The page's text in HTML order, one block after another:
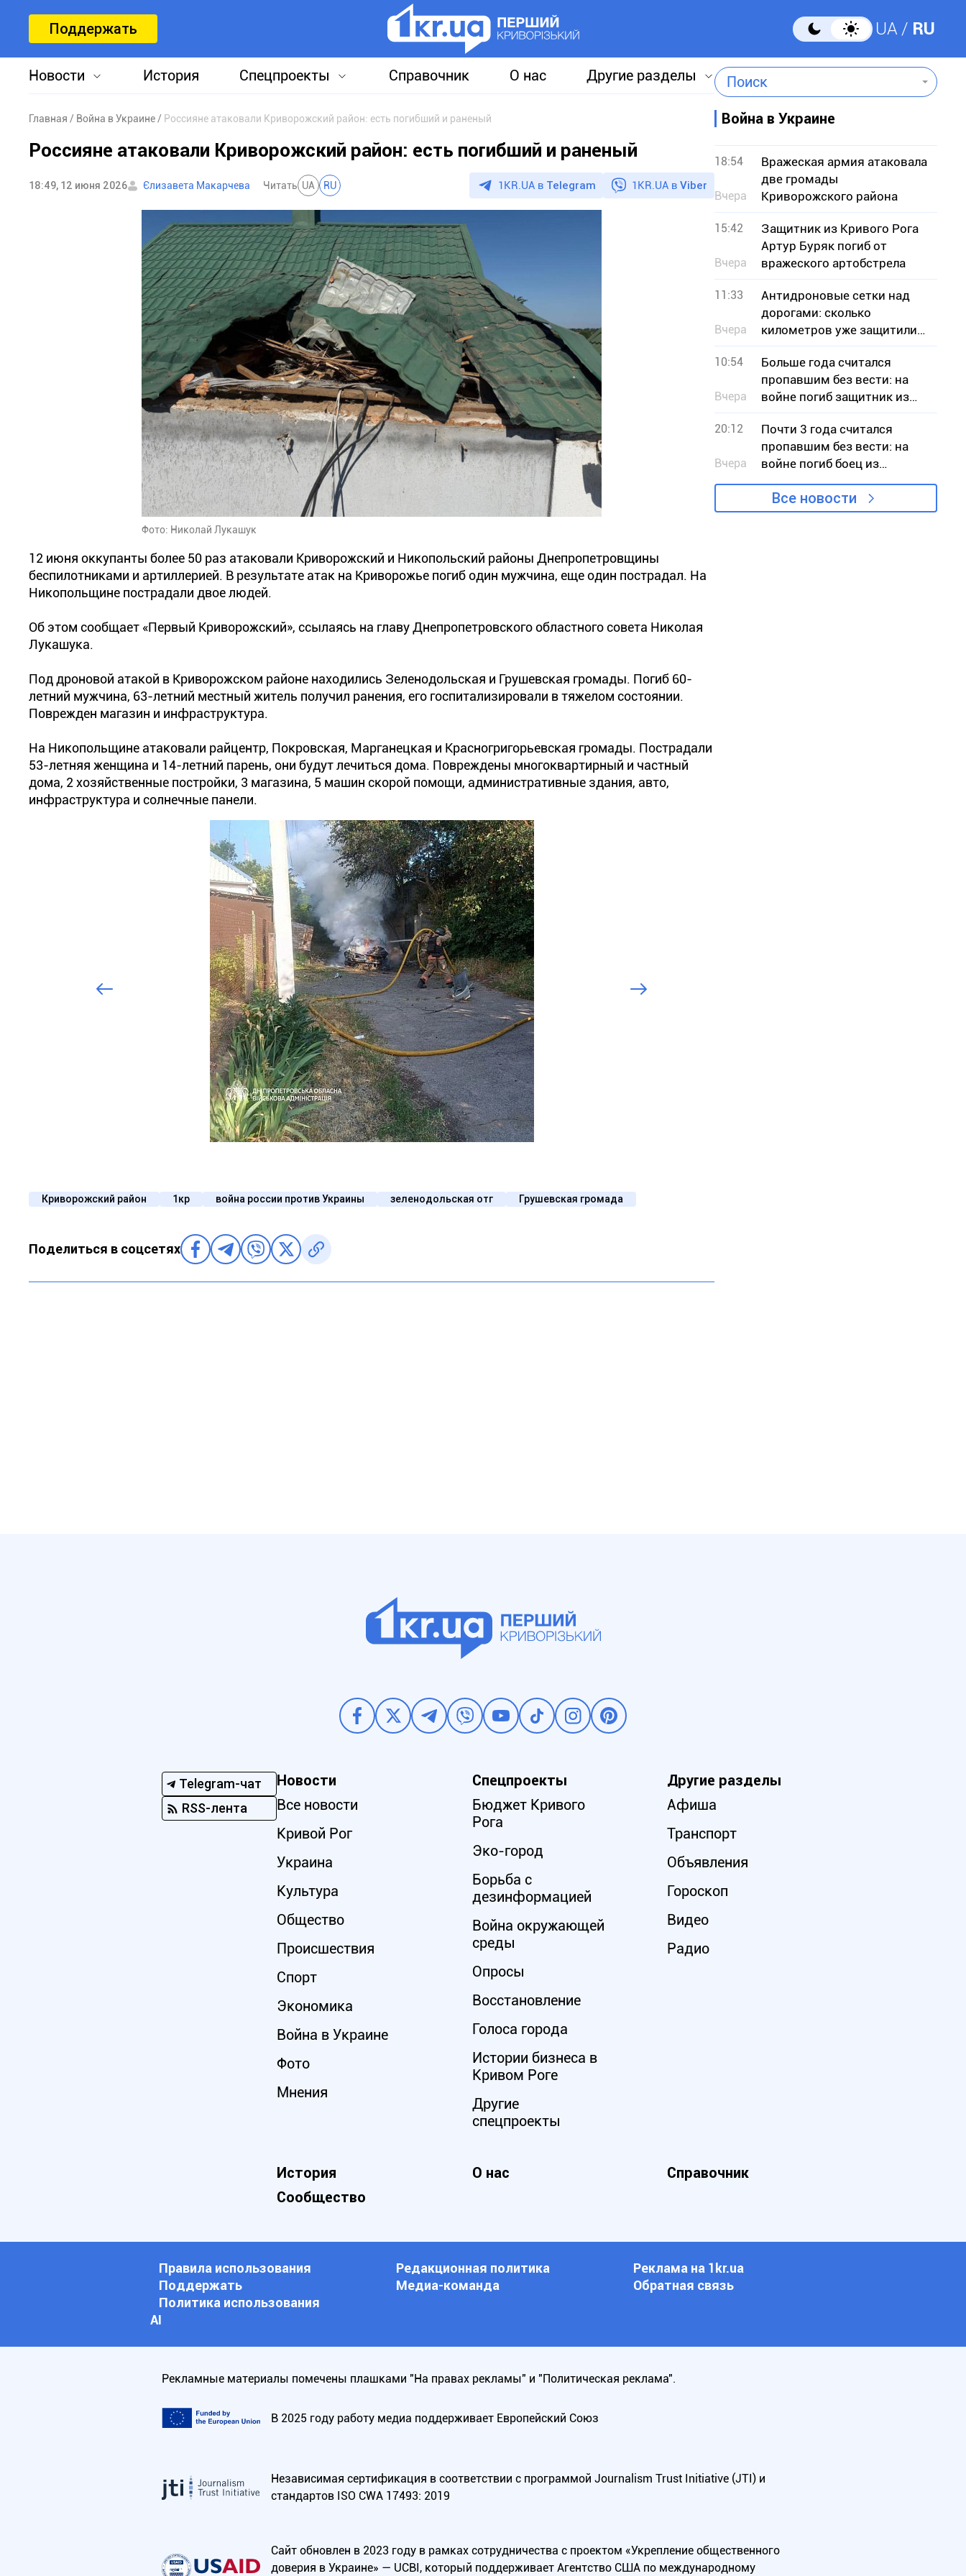
Поддержать UA RU
Новости История Спецпроекты Справочник О нас Другие разделы Поиск
Главная Война в Украине Россияне атаковали Криворожский район: есть погибший и раненый
Россияне атаковали Криворожский район: есть погибший и раненый
18:49, 12 июня 2026 Єлизавета Макарчева Читать UA RU 1KR.UA в Telegram 1KR.UA в Viber
Фото: Николай Лукашук
12 июня оккупанты более 50 раз атаковали Криворожский и Никопольский районы Днепропетровщины
беспилотниками и артиллерией. В результате атак на Криворожье погиб один мужчина, еще один пострадал. На
Никопольщине пострадали двое людей.
Об этом сообщает «Первый Криворожский», ссылаясь на главу Днепропетровского областного совета Николая
Лукашука.
Под дроновой атакой в Криворожском районе находились Зеленодольская и Грушевская громады. Погиб 60-
летний мужчина, 63-летний местный житель получил ранения, его госпитализировали в тяжелом состоянии.
Поврежден магазин и инфраструктура.
На Никопольщине атаковали райцентр, Покровская, Марганецкая и Красногригорьевская громады. Пострадали
53-летняя женщина и 14-летний парень, они будут лечиться дома. Повреждены многоквартирный и частный
дома, 2 хозяйственные постройки, 3 магазина, 5 машин скорой помощи, административные здания, авто,
инфраструктура и солнечные панели.
Криворожский район 1кр война россии против Украины зеленодольская отг Грушевская громада
Поделиться в соцсетях
Война в Украине
18:54
Вчера
Вражеская армия атаковала
две громады
Криворожского района
15:42
Вчера
Защитник из Кривого Рога
Артур Буряк погиб от
вражеского артобстрела
11:33
Вчера
Антидроновые сетки над
дорогами: сколько
километров уже защитили
на Днепропетровщине
10:54
Вчера
Больше года считался
пропавшим без вести: на
войне погиб защитник из
Криворожья Илья Сердюк
20:12
Вчера
Почти 3 года считался
пропавшим без вести: на
войне погиб боец из
Кривого Рога Вячеслав
Чучмай
Все новости
Telegram-чат
RSS-лента
Новости
Все новости
Кривой Рог
Украина
Культура
Общество
Происшествия
Спорт
Экономика
Война в Украине
Фото
Мнения
Спецпроекты
Бюджет Кривого
Рога
Эко-город
Борьба с
дезинформацией
Война окружающей
среды
Опросы
Восстановление
Голоса города
Истории бизнеса в
Кривом Роге
Другие
спецпроекты
Другие разделы
Афиша
Транспорт
Объявления
Гороскоп
Видео
Радио
История О нас
Справочник
Сообщество
Правила использования Редакционная политика
Реклама на 1kr.ua
Поддержать
Медиа-команда
Обратная связь
Политика использования
АI
Рекламные материалы помечены плашками "На правах рекламы" и "Политическая реклама".
В 2025 году работу медиа поддерживает Европейский Союз
Независимая сертификация в соответствии с программой Journalism Trust Initiative (JTI) и
стандартов ISO CWA 17493: 2019
Сайт обновлен в 2023 году в рамках сотрудничества с проектом «Укрепление общественного
доверия в Украине» — UCBI, который поддерживает Агентство США по международному